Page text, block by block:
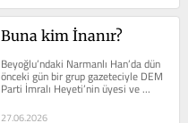
Buna kim İnanır?
Beyoğlu’ndaki Narmanlı Han’da dün
önceki gün bir grup gazeteciyle DEM
Parti İmralı Heyeti’nin üyesi ve
TBMM Başkan vekili Pervin...
27.06.2026